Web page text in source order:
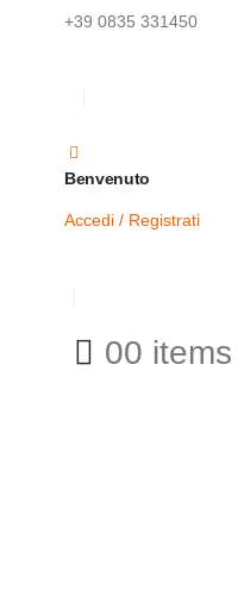
+39 0835 331450
Benvenuto
Accedi / Registrati
00 items